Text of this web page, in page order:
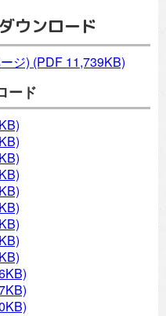
ウンロード
ジ) (PDF 11,739KB)
ード